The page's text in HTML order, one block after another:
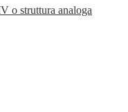
o struttura analoga